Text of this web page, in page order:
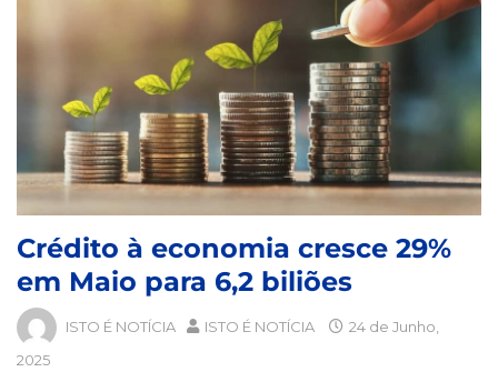
Crédito à economia cresce 29%
em Maio para 6,2 biliões
ISTO É NOTÍCIA ISTO É NOTÍCIA
24 de Junho,
2025